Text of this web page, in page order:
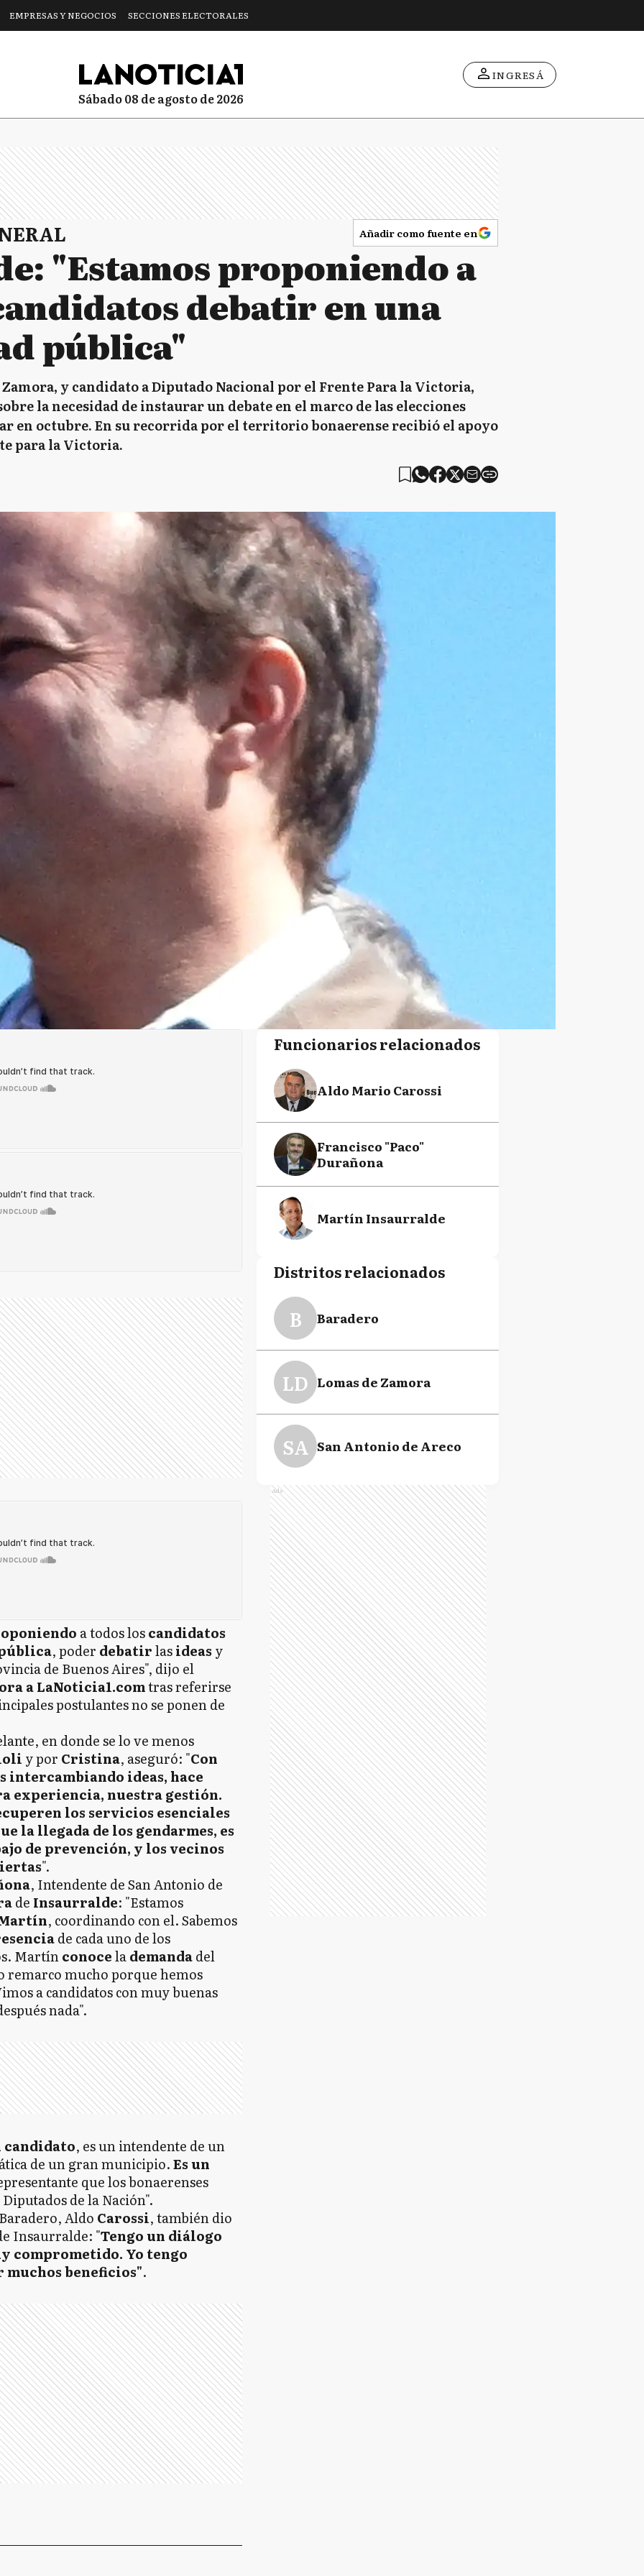
EMPRESAS Y NEGOCIOS SECCIONES ELECTORALES
sábado 08 de agosto de 2026
INGRESÁ
Añadir como fuente en
"Estamos proponiendo a
debatir en una
pública"
y candidato a Diputado Nacional por el Frente Para la Victoria,
la necesidad de instaurar un debate en el marco de las elecciones
en octubre. En su recorrida por el territorio bonaerense recibió el apoyo
para la Victoria.
a todos loscandidatos
, poder debatirlasideas y
de Buenos Aires", dijo el
a LaNoticia1.comtras referirse
postulantes no se ponen de
en donde se lo ve menos
y por Cristina, aseguró: "Con
intercambiando ideas, hace
experiencia, nuestra gestión.
los servicios esenciales
la llegada de los gendarmes, es
de prevención, y los vecinos
".
, Intendente de San Antonio de
de Insaurralde: "Estamos
, coordinando con el. Sabemos
de cada uno de los
Martínconocelademandadel
remarco mucho porque hemos
a candidatos con muy buenas
nada".
candidato, es un intendente de un
de un gran municipio.Es un
que los bonaerenses
de la Nación".
Aldo Carossi, también dio
Insaurralde: "Tengo un diálogo
comprometido. Yo tengo
muchos beneficios".
Funcionarios relacionados
Aldo Mario Carossi
Francisco "Paco"
Durañona
Martín Insaurralde
Distritos relacionados
B Baradero
LD Lomas de Zamora
SA San Antonio de Areco
Ads